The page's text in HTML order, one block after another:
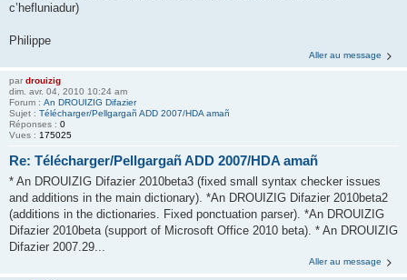
c’hefluniadur)
Philippe
Aller au message
par drouizig
dim. avr. 04, 2010 10:24 am
Forum : An DROUIZIG Difazier
Sujet : Télécharger/Pellgargañ ADD 2007/HDA amañ
Réponses : 0
Vues : 175025
Re: Télécharger/Pellgargañ ADD 2007/HDA amañ
* An DROUIZIG Difazier 2010beta3 (fixed small syntax checker issues
and additions in the main dictionary). *An DROUIZIG Difazier 2010beta2
(additions in the dictionaries. Fixed ponctuation parser). *An DROUIZIG
Difazier 2010beta (support of Microsoft Office 2010 beta). * An DROUIZIG
Difazier 2007.29...
Aller au message